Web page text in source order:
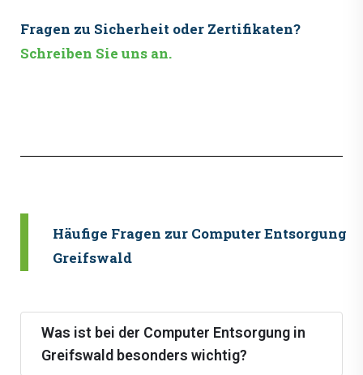
Fragen zu Sicherheit oder Zertifikaten?
Schreiben Sie uns an.
Häufige Fragen zur Computer Entsorgung
Greifswald
Was ist bei der Computer Entsorgung in
Greifswald besonders wichtig?